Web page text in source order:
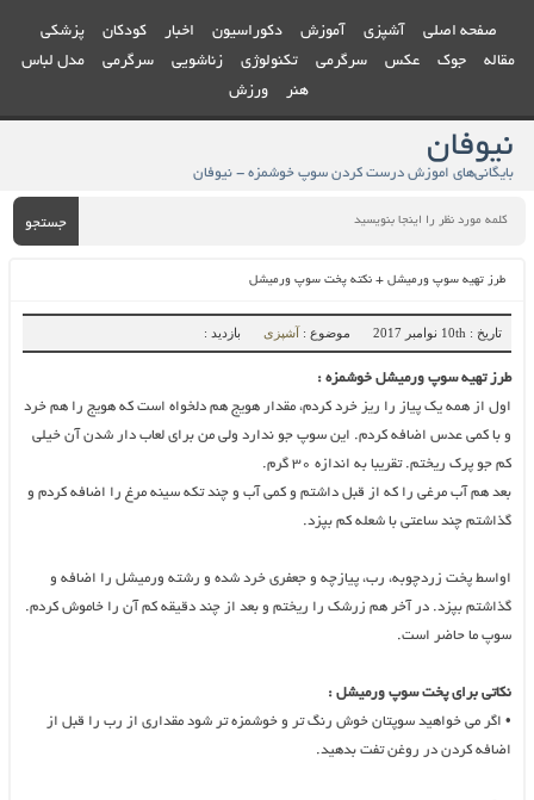
صفحه اصلی آشپزی آموزش دکوراسیون اخبار کودکان
پزشکی
مقاله
جوک عکس سرگرمی تکنولوژی زناشویی سرگرمی
مدل لباس
هنر
ورزش
نیوفان
بایگانی‌های اموزش درست کردن سوپ خوشمزه - نیوفان
جستجو
طرز تهیه سوپ ورمیشل + نکته پخت سوپ ورمیشل
تاریخ : 10th نوامبر 2017 موضوع : آشپزی بازدید :
طرز تهیه سوپ ورمیشل خوشمزه :
اول از همه یک پیاز را ریز خرد کردم، مقدار هویج هم دلخواه است که هویج را هم خرد
و با کمی عدس اضافه کردم. این سوپ جو ندارد ولی من برای لعاب دار شدن آن خیلی
کم جو پرک ریختم. تقریبا به اندازه 30 گرم.
بعد هم آب مرغی را که از قبل داشتم و کمی آب و چند تکه سینه مرغ را اضافه کردم و
گذاشتم چند ساعتی با شعله کم بپزد.
اواسط پخت زردچوبه، رب، پیازچه و جعفری خرد شده و رشته ورمیشل را اضافه و
گذاشتم بپزد. در آخر هم زرشک را ریختم و بعد از چند دقیقه کم آن را خاموش کردم.
سوپ ما حاضر است.
نکاتی برای پخت سوپ ورمیشل :
•اگر می خواهید سوپتان خوش رنگ تر و خوشمزه تر شود مقداری از رب را قبل از
اضافه کردن در روغن تفت بدهید.